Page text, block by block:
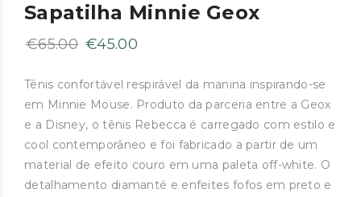
Sapatilha Minnie Geox
€65.00 O
original
era:
€65.00.
€45.00
atual
é:
€45.00.
Tênis confortável respirável da manina inspirando-se
em Minnie Mouse. Produto da parceria entre a Geox
e a Disney, o tênis Rebecca é carregado com estilo e
cool contemporâneo e foi fabricado a partir de um
material de efeito couro em uma paleta off-white. O
detalhamento diamanté e enfeites fofos em preto e